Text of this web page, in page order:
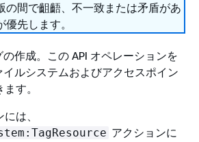
の間で齟齬、不一致または矛盾があ
先します。
の作成。この API オペレーションを
イルシステムおよびアクセスポイン
す。
は、
アクションに